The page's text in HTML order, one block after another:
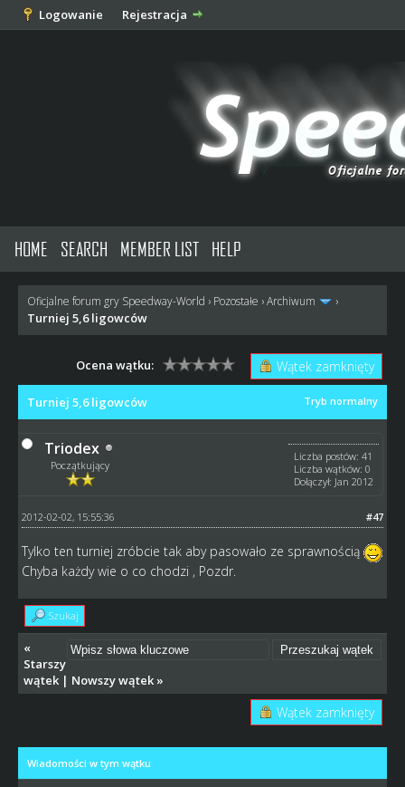
Logowanie Rejestracja
HOME SEARCH MEMBER LIST HELP
Oficjalne forum gry Speedway-World › Pozostałe ›Archiwum ›
Turniej 5,6 ligowców
Wątek zamknięty
Ocena wątku:
Tryb normalny
Turniej 5,6 ligowców
Triodex
Początkujący
Liczba postów: 41
Liczba wątków: 0
Dołączył: Jan 2012
#47
2012-02-02, 15:55:36
Tylko ten turniej zróbcie tak aby pasowało ze sprawnością
Chyba każdy wie o co chodzi , Pozdr.
Szukaj
«
Starszy
wątek| Nowszy wątek»
Wątek zamknięty
Wiadomości w tym wątku